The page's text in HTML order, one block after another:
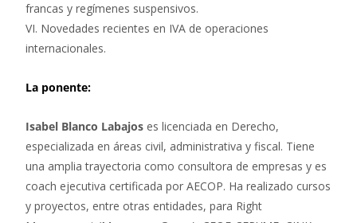
francas y regímenes suspensivos.
VI. Novedades recientes en IVA de operaciones
internacionales.
La ponente:
Isabel Blanco Labajos es licenciada en Derecho,
especializada en áreas civil, administrativa y fiscal. Tiene
una amplia trayectoria como consultora de empresas y es
coach ejecutiva certificada por AECOP. Ha realizado cursos
y proyectos, entre otras entidades, para Right